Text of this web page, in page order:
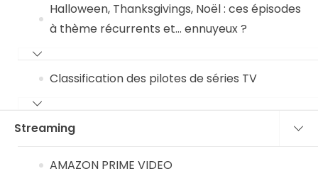
Halloween, Thanksgivings, Noël : ces épisodes
à thème récurrents et… ennuyeux ?
Classification des pilotes de séries TV
Streaming
AMAZON PRIME VIDEO